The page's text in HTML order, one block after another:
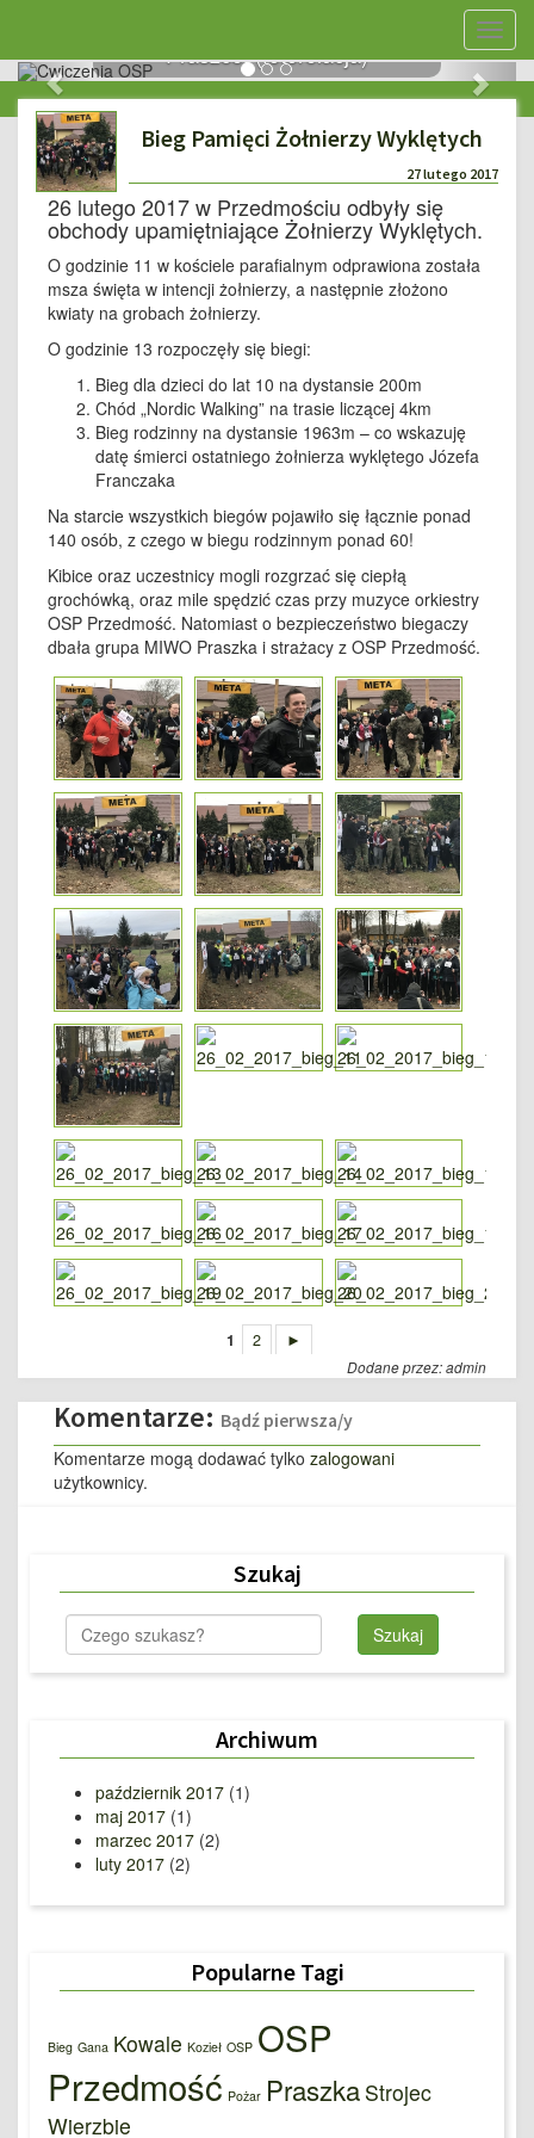
strony
Praszce. (fotorelacja)
<< >>
Bieg Pamięci Żołnierzy Wyklętych
27 lutego 2017
26 lutego 2017 w Przedmościu odbyły się
obchody upamiętniające Żołnierzy Wyklętych.
O godzinie 11 w kościele parafialnym odprawiona została
msza święta w intencji żołnierzy, a następnie złożono
kwiaty na grobach żołnierzy.
O godzinie 13 rozpoczęły się biegi:
Bieg dla dzieci do lat 10 na dystansie 200m
Chód „Nordic Walking” na trasie liczącej 4km
Bieg rodzinny na dystansie 1963m – co wskazuję
datę śmierci ostatniego żołnierza wyklętego Józefa
Franczaka
Na starcie wszystkich biegów pojawiło się łącznie ponad
140 osób, z czego w biegu rodzinnym ponad 60!
Kibice oraz uczestnicy mogli rozgrzać się ciepłą
grochówką, oraz mile spędzić czas przy muzyce orkiestry
OSP Przedmość. Natomiast o bezpieczeństwo biegaczy
dbała grupa MIWO Praszka i strażacy z OSP Przedmość.
1 2 ►
Dodane przez: admin
Komentarze: Bądź pierwsza/y
Komentarze mogą dodawać tylko zalogowani
użytkownicy.
Szukaj
Archiwum
październik 2017 (1)
maj 2017 (1)
marzec 2017 (2)
luty 2017 (2)
Popularne Tagi
Bieg Gana Kowale Kozieł OSP OSP
Przedmość Pożar Praszka Strojec
Wierzbie